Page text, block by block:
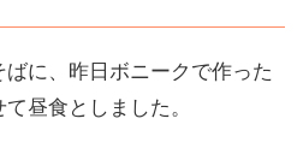
に、昨日ボニークで作った
昼食としました。